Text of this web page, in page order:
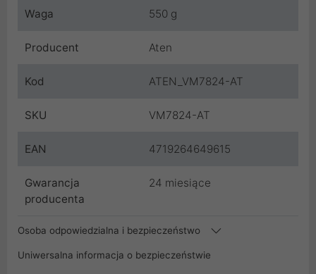
Waga 550 g
Producent Aten
Kod ATEN_VM7824-AT
SKU VM7824-AT
EAN 4719264649615
Gwarancja
producenta
24 miesiące
Osoba odpowiedzialna i bezpieczeństwo
Uniwersalna informacja o bezpieczeństwie